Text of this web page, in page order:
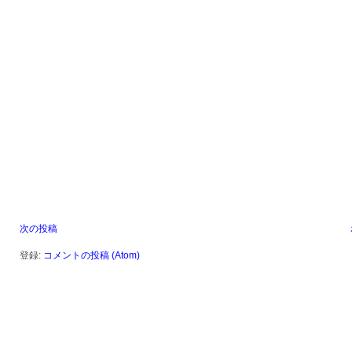
次の投稿
登録: コメントの投稿 (Atom)